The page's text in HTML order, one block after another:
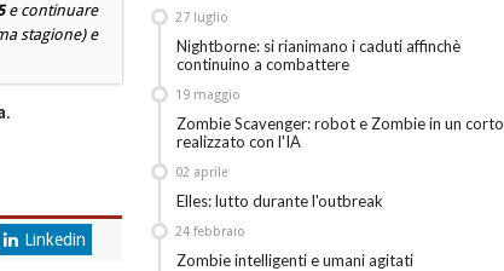
e continuare
stagione) e
.
Linkedin
Nightborne: si rianimano i caduti affinchè
continuino a combattere
27 luglio
Zombie Scavenger: robot e Zombie in un corto
realizzato con l'IA
19 maggio
Elles: lutto durante l'outbreak
02 aprile
Zombie intelligenti e umani agitati
24 febbraio